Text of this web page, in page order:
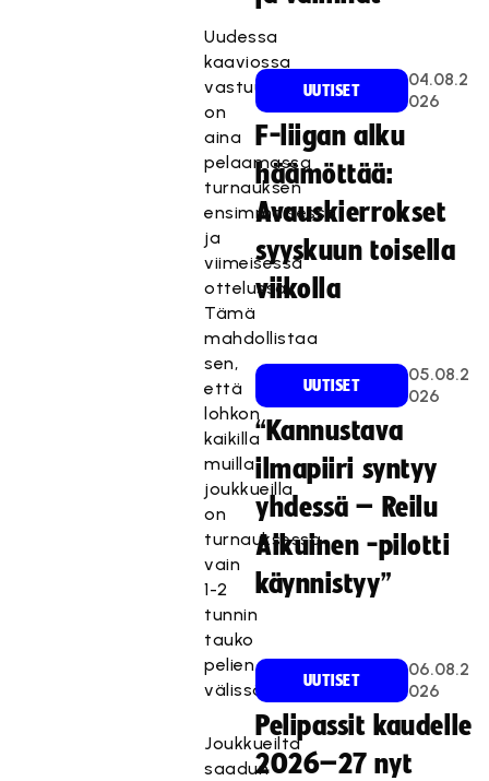
Uudessa
kaaviossa
vastuujoukkue
on
aina
pelaamassa
turnauksen
ensimmäisessä
ja
viimeisessä
ottelussa.
Tämä
mahdollistaa
sen,
että
lohkon
kaikilla
muilla
joukkueilla
on
turnauksessa
vain
1-2
tunnin
tauko
pelien
välissä.
Joukkueilta
saadun
UUTISET
04.08.2
026
F-liigan alku
häämöttää:
Avauskierrokset
syyskuun toisella
viikolla
UUTISET
05.08.2
026
“Kannustava
ilmapiiri syntyy
yhdessä – Reilu
Aikuinen -pilotti
käynnistyy”
UUTISET
06.08.2
026
Pelipassit kaudelle
2026–27 nyt